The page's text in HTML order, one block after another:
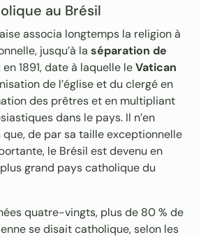
au Brésil
associa longtemps la religion à
jusqu’à la séparation de
en 1891, date à laquelle leVatican
de l’église et du clergé en
des prêtres et en multipliant
dans le pays. Il n’en
de par sa taille exceptionnelle
le Brésil est devenu en
grand pays catholique du
quatre-vingts, plus de 80 % de
se disait catholique, selon les